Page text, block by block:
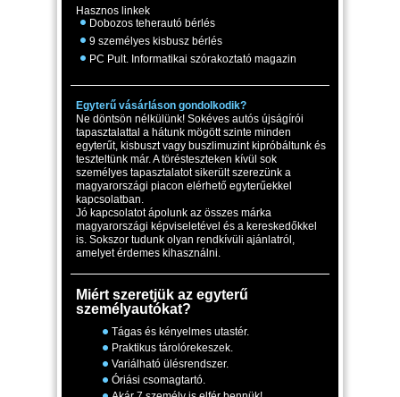
Hasznos linkek
Dobozos teherautó bérlés
9 személyes kisbusz bérlés
PC Pult. Informatikai szórakoztató magazin
Egyterű vásárláson gondolkodik?
Ne döntsön nélkülünk! Sokéves autós újságírói
tapasztalattal a hátunk mögött szinte minden
egyterűt, kisbuszt vagy buszlimuzint kipróbáltunk és
teszteltünk már. A törésteszteken kívül sok
személyes tapasztalatot sikerült szerezünk a
magyarországi piacon elérhető egyterűekkel
kapcsolatban.
Jó kapcsolatot ápolunk az összes márka
magyarországi képviseletével és a kereskedőkkel
is. Sokszor tudunk olyan rendkívüli ajánlatról,
amelyet érdemes kihasználni.
Miért szeretjük az egyterű
személyautókat?
Tágas és kényelmes utastér.
Praktikus tárolórekeszek.
Variálható ülésrendszer.
Óriási csomagtartó.